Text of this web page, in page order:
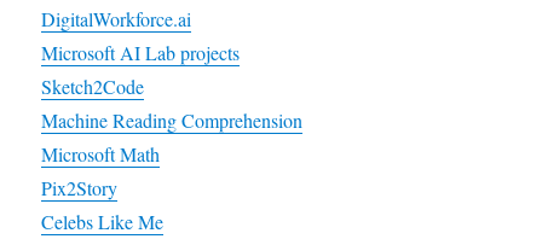
DigitalWorkforce.ai
Microsoft AI Lab projects
Sketch2Code
Machine Reading Comprehension
Microsoft Math
Pix2Story
Celebs Like Me